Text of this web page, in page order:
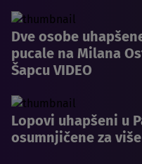
Dve osobe
pucale na Milana
Šapcu VIDEO
Lopovi uhapšeni u
osumnjičene za